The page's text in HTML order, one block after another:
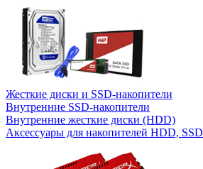
Жесткие диски и SSD-накопители
Внутренние SSD-накопители
Внутренние жесткие диски (HDD)
Аксессуары для накопителей HDD, SSD